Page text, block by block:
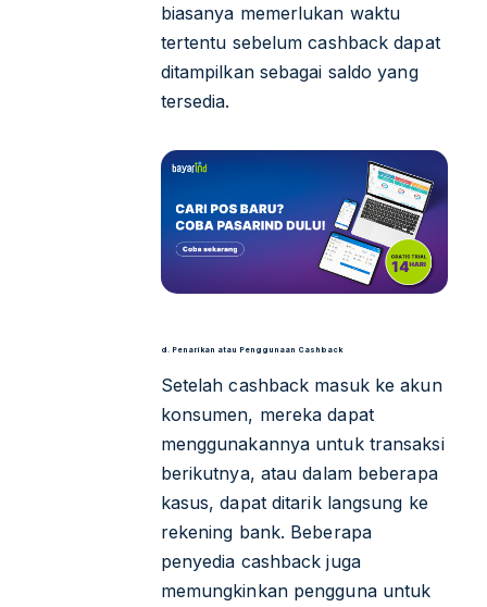
biasanya memerlukan waktu
tertentu sebelum cashback dapat
ditampilkan sebagai saldo yang
tersedia.
d. Penarikan atau Penggunaan Cashback
Setelah cashback masuk ke akun
konsumen, mereka dapat
menggunakannya untuk transaksi
berikutnya, atau dalam beberapa
kasus, dapat ditarik langsung ke
rekening bank. Beberapa
penyedia cashback juga
memungkinkan pengguna untuk